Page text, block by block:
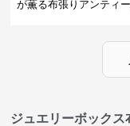
が薫る布張りアンティ
ジュエリーボックス